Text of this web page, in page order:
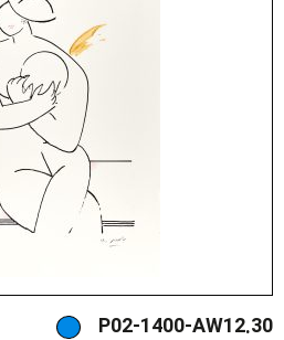
P02-1400-AW12.30